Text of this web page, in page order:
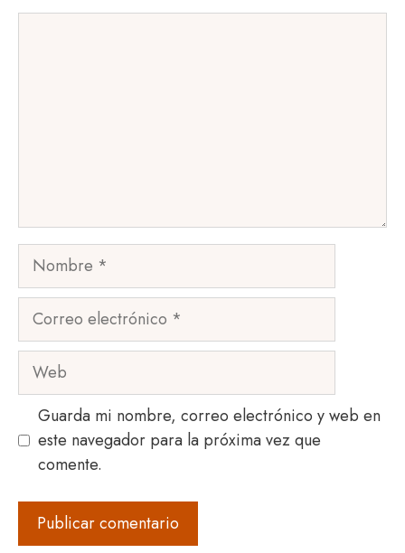
Nombre
Correo
Web
Guarda mi nombre, correo electrónico y web en
este navegador para la próxima vez que
comente.